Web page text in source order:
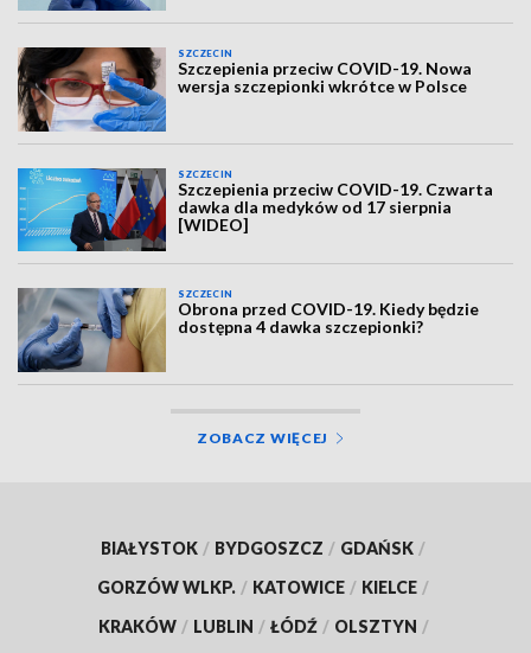
SZCZECIN
Szczepienia przeciw COVID-19. Nowa
wersja szczepionki wkrótce w Polsce
SZCZECIN
Szczepienia przeciw COVID-19. Czwarta
dawka dla medyków od 17 sierpnia
[WIDEO]
SZCZECIN
Obrona przed COVID-19. Kiedy będzie
dostępna 4 dawka szczepionki?
ZOBACZ WIĘCEJ
BIAŁYSTOK / BYDGOSZCZ / GDAŃSK /
GORZÓW WLKP. / KATOWICE / KIELCE /
KRAKÓW / LUBLIN / ŁÓDŹ / OLSZTYN /